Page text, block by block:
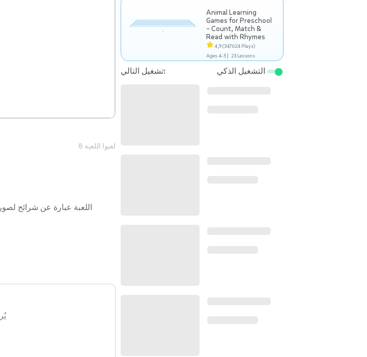
8 لعبوا اللعبة
اللعبة عبارة عن شرائح
Animal Learning
Games for Preschool
– Count, Match &
Read with Rhymes
4,9(347624 Plays)
Ages 4-5 | 23 Lessons
تشغيل التالي: